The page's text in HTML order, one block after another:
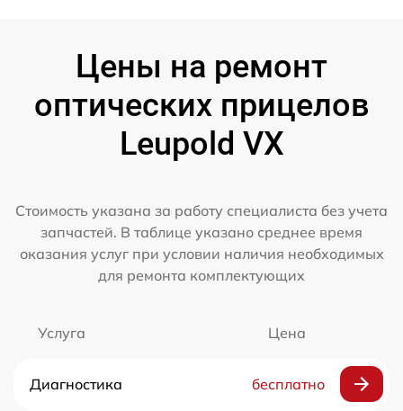
Цены на ремонт
оптических прицелов
Leupold VX
Стоимость указана за работу специалиста без учета
запчастей. В таблице указано среднее время
оказания услуг при условии наличия необходимых
для ремонта комплектующих
Услуга Цена
Диагностика бесплатно